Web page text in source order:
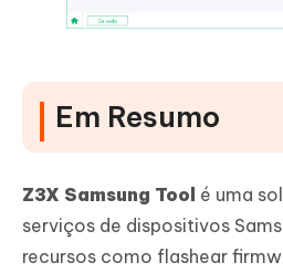
Em Resumo
Z3X Samsung Tool é uma
serviços de dispositivos
recursos como flashear